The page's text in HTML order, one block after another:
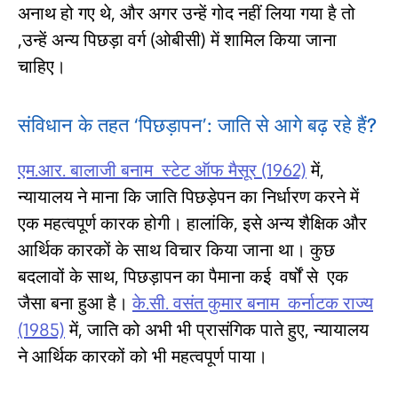
अनाथ हो गए थे, और अगर उन्हें गोद नहीं लिया गया है तो
,उन्हें अन्य पिछड़ा वर्ग (ओबीसी) में शामिल किया जाना
चाहिए।
संविधान के तहत ‘पिछड़ापन’: जाति से आगे बढ़ रहे हैं?
एम.आर. बालाजी बनाम स्टेट ऑफ मैसूर (1962)में,
न्यायालय ने माना कि जाति पिछड़ेपन का निर्धारण करने में
एक महत्वपूर्ण कारक होगी। हालांकि, इसे अन्य शैक्षिक और
आर्थिक कारकों के साथ विचार किया जाना था। कुछ
बदलावों के साथ, पिछड़ापन का पैमाना कई वर्षों से एक
जैसा बना हुआ है।के.सी. वसंत कुमार बनाम कर्नाटक राज्य
(1985)में, जाति को अभी भी प्रासंगिक पाते हुए, न्यायालय
ने आर्थिक कारकों को भी महत्वपूर्ण पाया।